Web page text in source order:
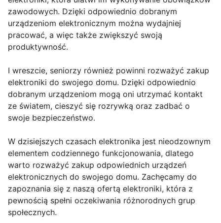
zawodowych. Dzięki odpowiednio dobranym
urządzeniom elektronicznym można wydajniej
pracować, a więc także zwiększyć swoją
produktywność.
I wreszcie, seniorzy również powinni rozważyć zakup
elektroniki do swojego domu. Dzięki odpowiednio
dobranym urządzeniom mogą oni utrzymać kontakt
ze światem, cieszyć się rozrywką oraz zadbać o
swoje bezpieczeństwo.
W dzisiejszych czasach elektronika jest nieodzownym
elementem codziennego funkcjonowania, dlatego
warto rozważyć zakup odpowiednich urządzeń
elektronicznych do swojego domu. Zachęcamy do
zapoznania się z naszą ofertą elektroniki, która z
pewnością spełni oczekiwania różnorodnych grup
społecznych.